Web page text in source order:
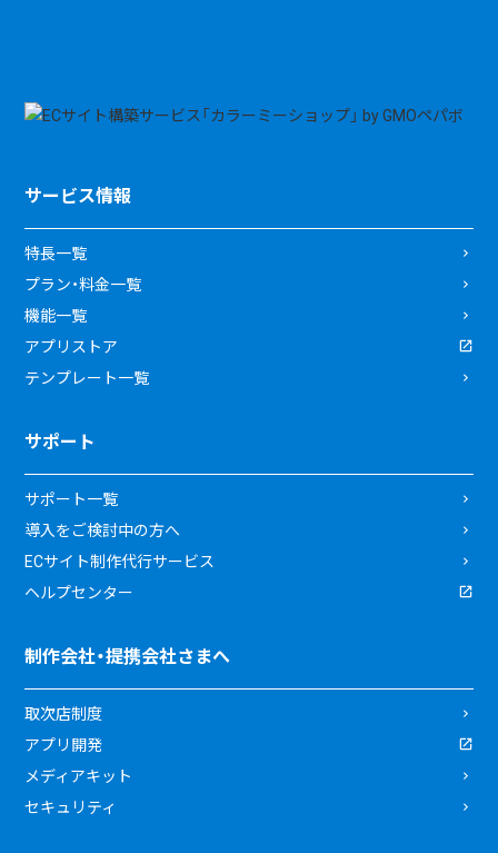
サービス情報
特長一覧
プラン・料金一覧
機能一覧
アプリストア
テンプレート一覧
サポート
サポート一覧
導入をご検討中の方へ
ECサイト制作代行サービス
ヘルプセンター
制作会社・提携会社さまへ
取次店制度
アプリ開発
メディアキット
セキュリティ